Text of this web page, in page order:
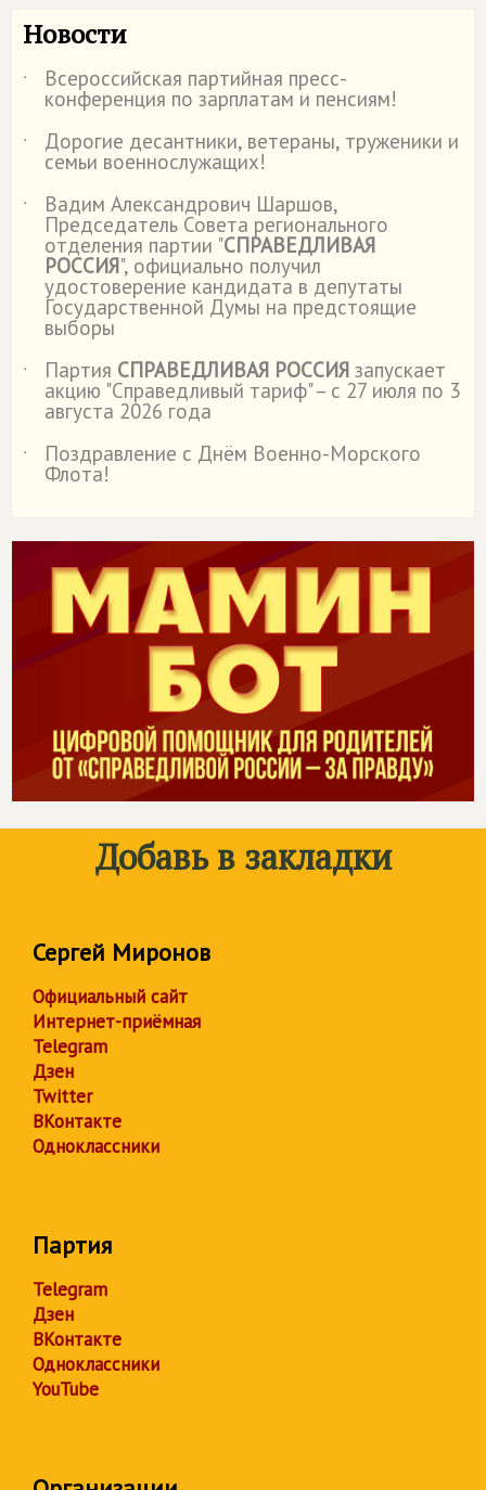
Новости
˙ Всероссийская партийная пресс-
конференция по зарплатам и пенсиям!
˙
Дорогие десантники, ветераны, труженики и
семьи военнослужащих!
˙
Вадим Александрович Шаршов,
Председатель Совета регионального
отделения партии "СПРАВЕДЛИВАЯ
РОССИЯ", официально получил
удостоверение кандидата в депутаты
Государственной Думы на предстоящие
выборы
˙
Партия СПРАВЕДЛИВАЯ РОССИЯ запускает
акцию "Справедливый тариф" – с 27 июля по 3
августа 2026 года
˙
Поздравление с Днём Военно-Морского
Флота!
Добавь в закладки
Сергей Миронов
Официальный сайт
Интернет-приёмная
Telegram
Дзен
Twitter
ВКонтакте
Одноклассники
Партия
Telegram
Дзен
ВКонтакте
Одноклассники
YouTube